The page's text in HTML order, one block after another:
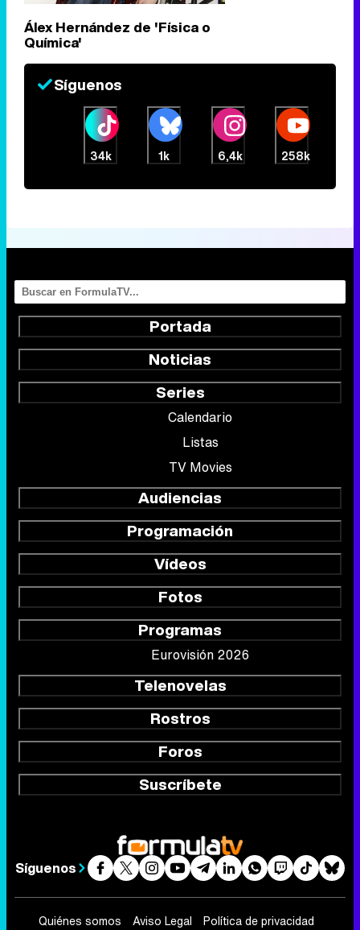
Álex Hernández de 'Física o
Química'
Síguenos
34k 1k 6,4k 258k
Portada
Noticias
Series
Calendario
Listas
TV Movies
Audiencias
Programación
Vídeos
Fotos
Programas
Eurovisión 2026
Telenovelas
Rostros
Foros
Suscríbete
Síguenos
Quiénes somos Aviso Legal
Política de privacidad